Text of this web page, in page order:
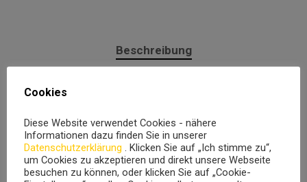
Beschreibung
Cuvée aus Pinot Noir, Pinot Meunier und
Chardonnay, Extra Brut mit nur 6 g/l
Restzucker.
Cookies
Diese Website verwendet Cookies - nähere
Informationen dazu finden Sie in unserer
Datenschutzerklärung
. Klicken Sie auf „Ich stimme zu“,
um Cookies zu akzeptieren und direkt unsere Webseite
besuchen zu können, oder klicken Sie auf „Cookie-